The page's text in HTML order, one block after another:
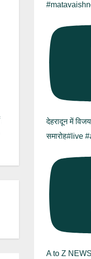
देहरादून में
समारोह#live
A to Z